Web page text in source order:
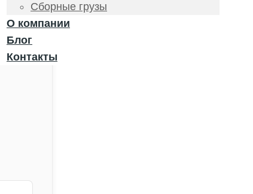
Сборные грузы
О компании
Блог
Контакты